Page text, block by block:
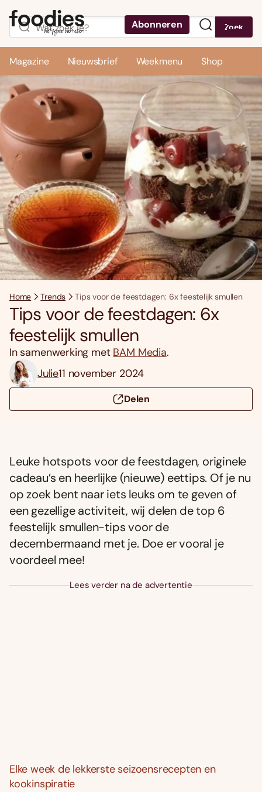
Abonneren Zoek
Magazine Nieuwsbrief Weekmenu Shop
Home Trends Tips voor de feestdagen: 6x feestelijk smullen
Tips voor de feestdagen: 6x
feestelijk smullen
In samenwerking met BAM Media.
Julie11 november 2024
Delen
Leuke hotspots voor de feestdagen, originele
cadeau’s en heerlijke (nieuwe) eettips. Of je nu
op zoek bent naar iets leuks om te geven of
een gezellige activiteit, wij delen de top 6
feestelijk smullen-tips voor de
decembermaand met je. Doe er vooral je
voordeel mee!
Lees verder na de advertentie
Elke week de lekkerste seizoensrecepten en
kookinspiratie